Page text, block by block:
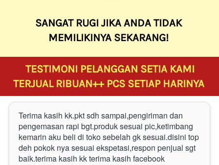
SANGAT RUGI JIKA ANDA TIDAK
MEMILIKINYA SEKARANG!
TESTIMONI PELANGGAN SETIA KAMI
TERJUAL RIBUAN++ PCS SETIAP HARINYA
Terima kasih kk.pkt sdh sampai,pengiriman dan
pengemasan rapi bgt.produk sesuai pic,ketimbang
kemarin aku beli di toko sebelah gk sesuai.disini top
deh pokok nya sesuai ekspetasi,respon penjual sgt
baik.terima kasih kk terima kasih facebook